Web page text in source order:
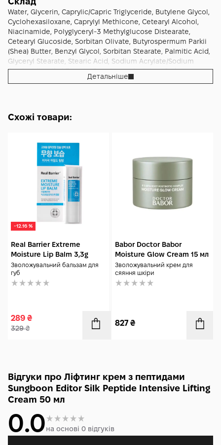
етапом догляду для тих, хто прагне зберегти молодий
вигляд шкіри і підтримувати її тонус без агресивного
впливу.
Water, Glycerin, Caprylic/Capric Triglyceride, Butylene Glycol,
Cyclohexasiloxane, Caprylyl Methicone, Cetearyl Alcohol,
Niacinamide, Polyglyceryl-3 Methylglucose Distearate,
Cetearyl Glucoside, Sorbitan Olivate, Butyrospermum Parkii
(Shea) Butter, Benzyl Glycol, Sorbitan Stearate, Palmitic Acid,
Glyceryl Stearate, Stearic Acid, Sodium Acrylate/Sodium
Acryloyldimethyl Taurate Copolymer, Arginine, Carbomer,
Polyisobutene, Sodium Polyacrylate, Xanthan Gum,
Sorbitan Oleate, Caprylyl/Capryl Glucoside, Agar, Gellan Gum,
Moringa Oleifera Seed Extract, Caprylyl Glycol, Iron Oxide
Red(CI 77491), Hydrolyzed Collagen, Hydrogenated lecithin,
Hydrolyzed Soy Protein, Silk Amino Acids, Hydrolyzed
Hyaluronic Acid, Hydrolyzed Sodium Hyaluronate,
Dimethylsilanol Hyaluronate, Sodium Hyaluronate,
Hyaluronic Acid, Hydrolyzed Collagen Extract, Potassium
Hyaluronate, Sodium Hyaluronate Crosspolymer,
Hydroxypropyltrimonium Hyaluronate, Ceramide NP, Sodium
Hyaluronate Dimethylsilanol, Sodium Acetylated
Phytosphingosine, Caffeoyl Hexapeptide-65, Ceramide NG,
Ceramide NS, Acetyl Hexapeptide-8, Palmitoyl Tetrapeptide-
7, Ceramide AS, Ceramide AP, Anemarrhena Asphodeloides
Root Extract, Palmitoyl Tripeptide-1, Glycine, Glutamic Acid,
Leucine, Methionine, Valine, Serine, Aspartic Acid, Alanine,
Oligopeptide-1, sh-Oligopeptide-2, sh-Polypeptide-11,
Ceramide EOP, CI 77480.
Детальніше
Схожі товари:
-12.16 %
Real Barrier Extreme
Moisture Lip Balm 3,3g
Зволожувальний бальзам для
губ
289 ₴
329₴
Babor Doctor Babor
Moisture Glow Cream 15 мл
Зволожувальний крем для
сяяння шкіри
827 ₴
Відгуки про Ліфтинг крем з пептидами
Sungboon Editor Silk Peptide Intensive Lifting
Cream 50 мл
0.0на основі 0 відгуків